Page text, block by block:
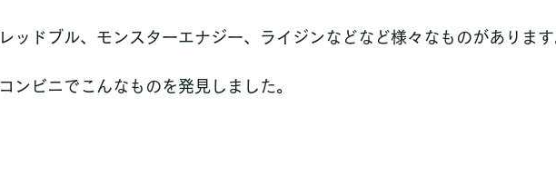
レッドブル、モンスターエナジー、ライジンなどなど様々なものがありま
コンビニでこんなものを発見しました。